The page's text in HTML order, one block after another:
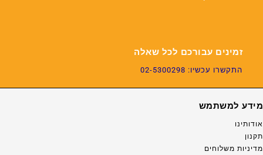
זמינים עבורכם לכל שאלה
התקשרו עכשיו: 02-5300298
מידע למשתמש
אודותינו
תקנון
מדיניות משלוחים